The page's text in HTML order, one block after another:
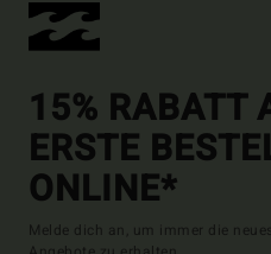
15% RABATT
ERSTE
ONLINE*
Melde dich an, um immer die